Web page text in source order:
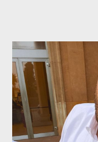
peluquería del
contaba detalles del
radio,en el programa que
horas . Carolina y Quionia
Museu Marítim de BCN
destacadas del sector,así
de comunicación, en una